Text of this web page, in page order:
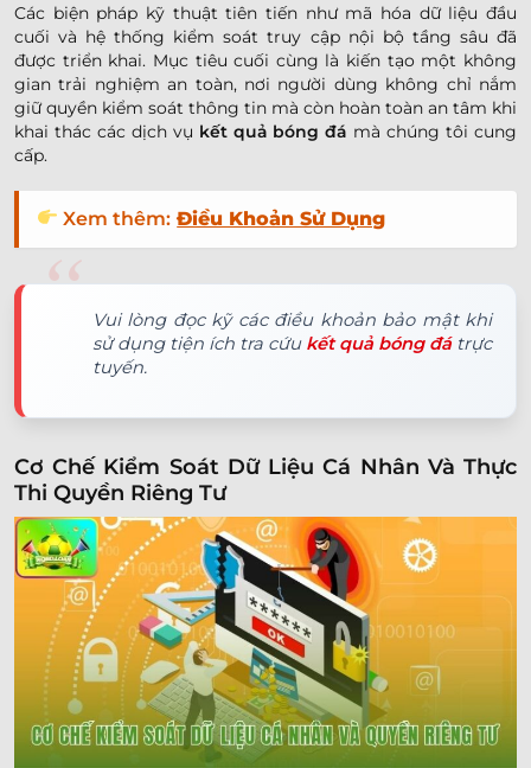
Các biện pháp kỹ thuật tiên tiến như mã hóa dữ liệu đầu
cuối và hệ thống kiểm soát truy cập nội bộ tầng sâu đã
được triển khai. Mục tiêu cuối cùng là kiến tạo một không
gian trải nghiệm an toàn, nơi người dùng không chỉ nắm
giữ quyền kiểm soát thông tin mà còn hoàn toàn an tâm khi
khai thác các dịch vụ kết quả bóng đá mà chúng tôi cung
cấp.
Xem thêm: Điều Khoản Sử Dụng
Vui lòng đọc kỹ các điều khoản bảo mật khi
sử dụng tiện ích tra cứu kết quả bóng đátrực
tuyến.
Cơ Chế Kiểm Soát Dữ Liệu Cá Nhân Và Thực
Thi Quyền Riêng Tư